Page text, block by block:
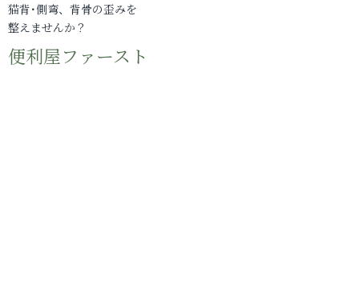
猫背･側弯、背骨の歪みを
整えませんか？
便利屋ファースト